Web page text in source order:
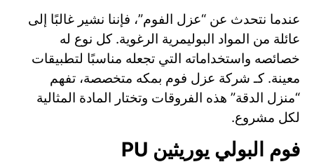
عندما نتحدث عن “عزل الفوم”، فإننا نشير غالبًا إلى
عائلة من المواد البوليمرية الرغوية. كل نوع له
خصائصه واستخداماته التي تجعله مناسبًا لتطبيقات
معينة. كـ شركة عزل فوم بمكه متخصصة، تفهم
“منزل الدقة” هذه الفروقات وتختار المادة المثالية
لكل مشروع.
فوم البولي يوريثين PU